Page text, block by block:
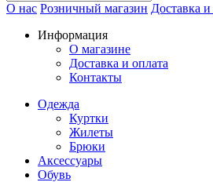
О нас Розничный магазин Доставка и
Информация
О магазине
Доставка и оплата
Контакты
Одежда
Куртки
Жилеты
Брюки
Аксессуары
Обувь